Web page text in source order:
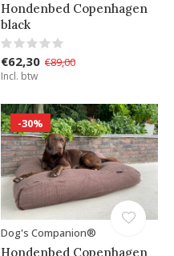
Hondenbed Copenhagen
black
€62,30 €89,00
Incl. btw
-30%
Dog's Companion®
Hondenbed Copenhagen